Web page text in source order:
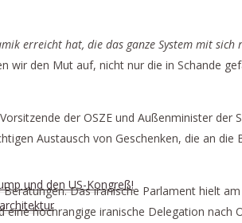
und den US-Kongreß!
erreicht hat, die das ganze System mit sich
den Mut auf, nicht nur die in Schande
der OSZE und Außenminister der
Austausch von Geschenken, die an die
Das iranische Parlament hielt
hochrangige iranische Delegation nach